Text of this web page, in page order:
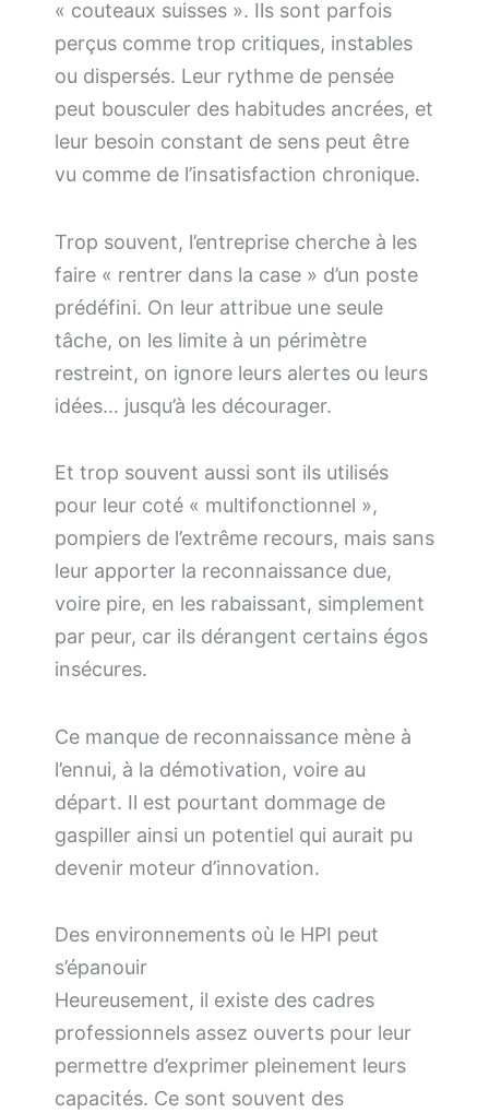
« couteaux suisses ». Ils sont parfois
perçus comme trop critiques, instables
ou dispersés. Leur rythme de pensée
peut bousculer des habitudes ancrées, et
leur besoin constant de sens peut être
vu comme de l’insatisfaction chronique.
Trop souvent, l’entreprise cherche à les
faire « rentrer dans la case » d’un poste
prédéfini. On leur attribue une seule
tâche, on les limite à un périmètre
restreint, on ignore leurs alertes ou leurs
idées… jusqu’à les décourager.
Et trop souvent aussi sont ils utilisés
pour leur coté « multifonctionnel »,
pompiers de l’extrême recours, mais sans
leur apporter la reconnaissance due,
voire pire, en les rabaissant, simplement
par peur, car ils dérangent certains égos
insécures.
Ce manque de reconnaissance mène à
l’ennui, à la démotivation, voire au
départ. Il est pourtant dommage de
gaspiller ainsi un potentiel qui aurait pu
devenir moteur d’innovation.
Des environnements où le HPI peut
s’épanouir
Heureusement, il existe des cadres
professionnels assez ouverts pour leur
permettre d’exprimer pleinement leurs
capacités. Ce sont souvent des